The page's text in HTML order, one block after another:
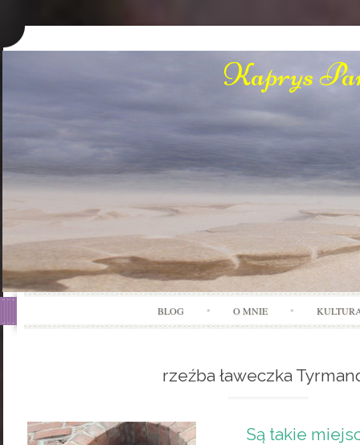
Kaprys
BLOG O MNIE
rzeźba ławeczka
Są takie